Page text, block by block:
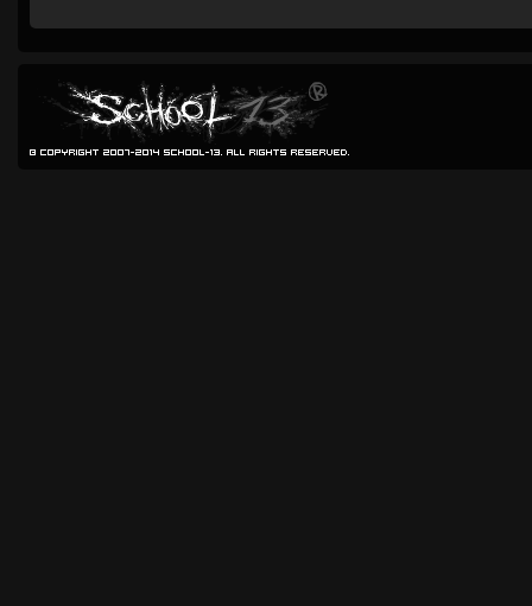
© Copyright 2007-2014 School-13. All rights reserved.